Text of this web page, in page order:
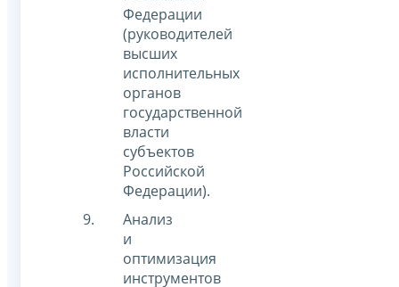
Федерации
(руководителей
высших
исполнительных
органов
государственной
власти
субъектов
Российской
Федерации).
Анализ
и
оптимизация
инструментов